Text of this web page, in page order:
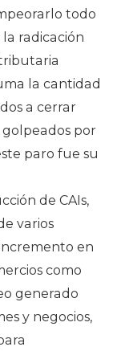
todo
radicación
la cantidad
a cerrar
por
paro fue su
de CAIs,
varios
en
como
generado
y negocios,